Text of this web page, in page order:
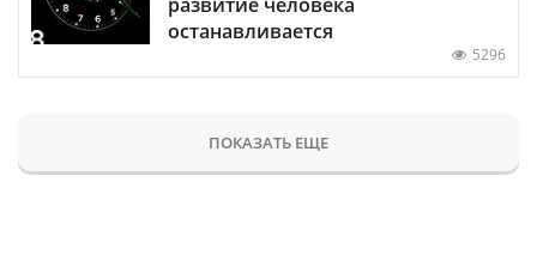
останавливается
5296
ПОКАЗАТЬ ЕЩЕ